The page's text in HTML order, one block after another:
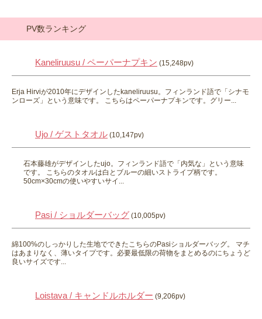
PV数ランキング
Kaneliruusu / ペーパーナプキン (15,248pv)
Erja Hirviが2010年にデザインしたkaneliruusu。フィンランド語で「シナモ
ンローズ」という意味です。 こちらはペーパーナプキンです。グリー...
Ujo / ゲストタオル (10,147pv)
石本藤雄がデザインしたujo。フィンランド語で「内気な」という意味
です。 こちらのタオルは白とブルーの細いストライプ柄です。
50cm×30cmの使いやすいサイ...
Pasi / ショルダーバッグ (10,005pv)
綿100%のしっかりした生地でできたこちらのPasiショルダーバッグ。 マチ
はあまりなく、薄いタイプです。必要最低限の荷物をまとめるのにちょうど
良いサイズです...
Loistava / キャンドルホルダー (9,206pv)